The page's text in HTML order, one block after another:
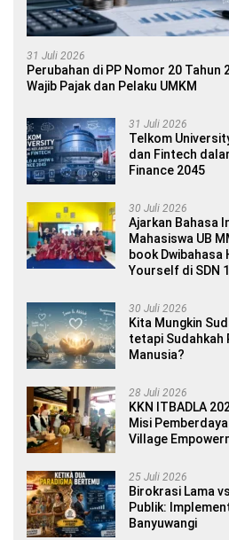
31 Juli 2026
Perubahan di PP Nomor 20 Tahun
Wajib Pajak dan Pelaku UMKM
31 Juli 2026
Telkom
dan Fintech
Finance 2045
30 Juli 2026
Ajarkan Bahasa
Mahasiswa UB
book
Yourself di SDN
30 Juli 2026
Kita Mungkin
tetapi Sudahkah
Manusia?
28 Juli 2026
KKN ITBADLA
Misi
Village
25 Juli 2026
Birokrasi Lama
Publik:
Banyuwangi